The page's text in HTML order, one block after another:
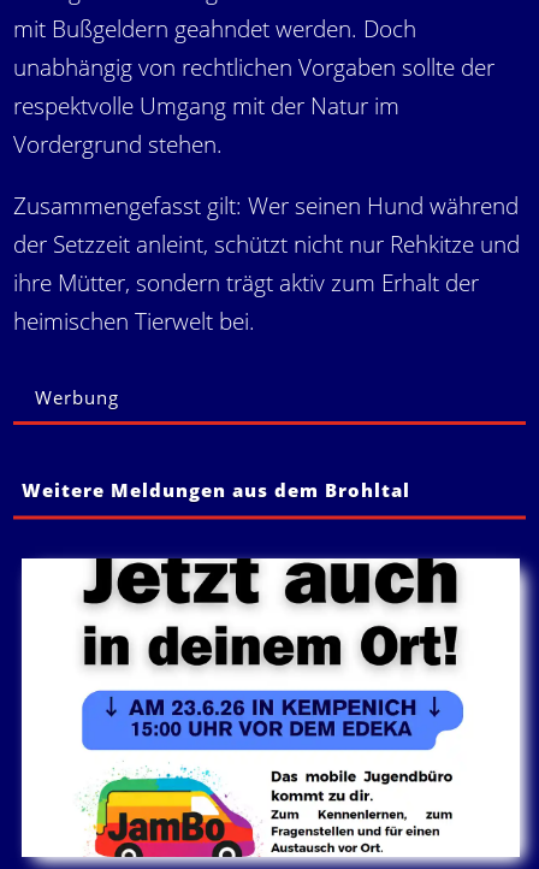
mit Bußgeldern geahndet werden. Doch
unabhängig von rechtlichen Vorgaben sollte der
respektvolle Umgang mit der Natur im
Vordergrund stehen.
Zusammengefasst gilt: Wer seinen Hund während
der Setzzeit anleint, schützt nicht nur Rehkitze und
ihre Mütter, sondern trägt aktiv zum Erhalt der
heimischen Tierwelt bei.
Werbung
Weitere Meldungen aus dem Brohltal